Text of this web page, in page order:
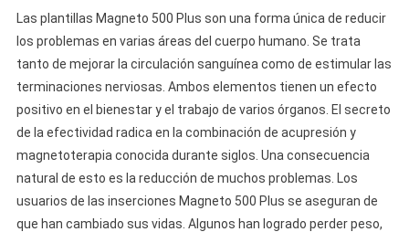
Las plantillas Magneto 500 Plus son una forma única de reducir
los problemas en varias áreas del cuerpo humano. Se trata
tanto de mejorar la circulación sanguínea como de estimular las
terminaciones nerviosas. Ambos elementos tienen un efecto
positivo en el bienestar y el trabajo de varios órganos. El secreto
de la efectividad radica en la combinación de acupresión y
magnetoterapia conocida durante siglos. Una consecuencia
natural de esto es la reducción de muchos problemas. Los
usuarios de las inserciones Magneto 500 Plus se aseguran de
que han cambiado sus vidas. Algunos han logrado perder peso,